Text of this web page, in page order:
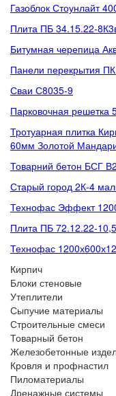
Газоблок Стоунлайт
Плита ПБ 34.15.22-
Битумная черепица
Панели перекрытия
Сваи С8035-9
Парковочная решетка
Тротуарная плитка
60мм Золотой
Товарний бетон БСГ
Старый город 2К-4
Технофас Эффект
Плита ПБ 72.12.22-
Технофас
Кирпич
Блоки стеновые
Утеплители
Сыпучие материалы
Строительные смеси
Товарный бетон
Железобетонные
Кровля и профнастил
Пиломатериалы
Дренажные системы